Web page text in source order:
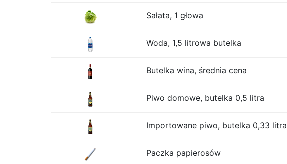
Sałata, 1 głowa
Woda, 1,5 litrowa butelka
Butelka wina, średnia cena
Piwo domowe, butelka 0,5 litra
Importowane piwo, butelka 0,33 litra
Paczka papierosów